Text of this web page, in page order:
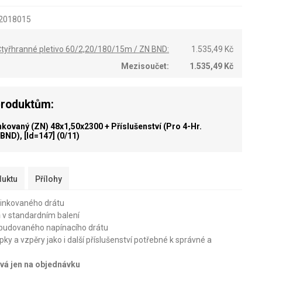
pletivo 60/2,20/180/15m / ZN BND:
1.535,49 Kč
Mezisoučet:
1.535,49 Kč
(ZN) 48x1,50x2300 + Příslušenství (pro 4-Hr.
[id=147] (0/11)
Přílohy
drátu
v standardním balení
napínacího drátu
a vzpěry jako i další příslušenství potřebné k správné a
jen na objednávku